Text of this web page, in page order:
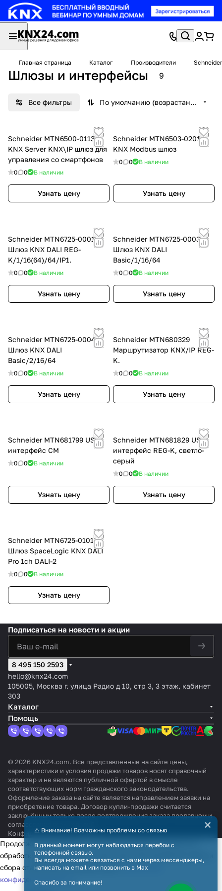
Главная страница Каталог Производители
Шлюзы и интерфейсы 9
Все фильтры По умолчанию (возрастание)
Schneider MTN6500-0113
KNX Server KNX\IP шлюз для
управления со смартфонов
0 0 В наличии
Узнать цену
Schneider MTN6503-0201
KNX Modbus шлюз
0 0 В наличии
Узнать цену
Schneider MTN6725-0001
Шлюз KNX DALI REG-
K/1/16(64)/64/IP1.
0 0 В наличии
Узнать цену
Schneider MTN6725-0003
Шлюз KNX DALI
Basic/1/16/64
0 0 В наличии
Узнать цену
Schneider MTN6725-0004
Шлюз KNX DALI
Basic/2/16/64
0 0 В наличии
Узнать цену
Schneider MTN680329
Маршрутизатор KNX/IP REG-
K.
0 0 В наличии
Узнать цену
Schneider MTN681799 USB
интерфейс СМ
0 0 В наличии
Узнать цену
Schneider MTN681829 USB
интерфейс REG-K, светло-
серый
0 0 В наличии
Узнать цену
Schneider MTN6725-0101
Шлюз SpaceLogic KNX DALI
Pro 1ch DALI-2
0 0 В наличии
Узнать цену
Подписаться на новости и акции
8 495 150 2593
hello@knx24.com
105005, Москва г. улица Радио д 10, стр 3, 3 этаж, кабинет
303
Каталог
Помощь
© 2026 KNX24.com. Все представленные на сайте цены,
характеристики и условия продажи товаров носят справочный
характер и не являются публичной офертой в смысле
соответствующих норм гражданского законодательства.
Оформление заказа на сайте является направлением заявки на
приобретение товара. Договор купли-продажи считается
заключённым только после подтверждения заказа продавцом и
согласования всех условий.
КонфиденциальностьОферта
⚠️ Внимание! Возможны проблемы со связью
В данный момент могут наблюдаться перебои с
телефонной связью.
Вы всегда можете связаться с нами через мессенджеры,
написать на email или позвонить в Max
Спасибо за понимание!
×
Продолжая использовать наш сайт, вы даёте согласие на
обработку файлов cookie в целях функционирования сайта и
сбора статистики в соответствии сполитикой
конфиденциальности